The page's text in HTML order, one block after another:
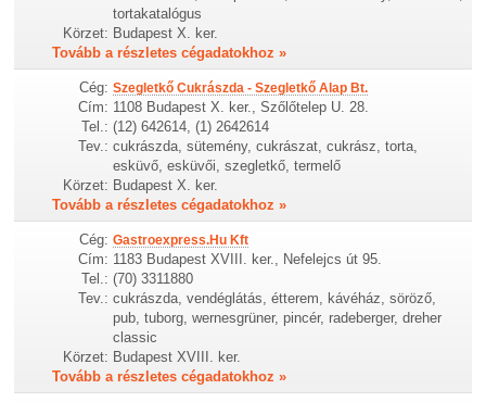
tortakatalógus
Körzet: Budapest X. ker.
Tovább a részletes cégadatokhoz »
Cég: Szegletkő Cukrászda - Szegletkő Alap Bt.
Cím: 1108 Budapest X. ker., Szőlőtelep U. 28.
Tel.: (12) 642614, (1) 2642614
Tev.: cukrászda, sütemény, cukrászat, cukrász, torta,
esküvő, esküvői, szegletkő, termelő
Körzet: Budapest X. ker.
Tovább a részletes cégadatokhoz »
Cég: Gastroexpress.Hu Kft
Cím: 1183 Budapest XVIII. ker., Nefelejcs út 95.
Tel.: (70) 3311880
Tev.: cukrászda, vendéglátás, étterem, kávéház, söröző,
pub, tuborg, wernesgrüner, pincér, radeberger, dreher
classic
Körzet: Budapest XVIII. ker.
Tovább a részletes cégadatokhoz »